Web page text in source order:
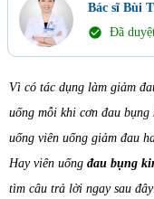
Bác sĩ Bùi
check_circle Đã
Vì có tác dụng làm giảm
uống mỗi khi cơn đau bụng
uống viên uống giảm đau
Hay viên uống đau bụng
tìm câu trả lời ngay sau